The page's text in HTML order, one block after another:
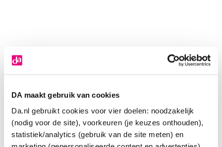
DA maakt gebruik van cookies
Da.nl gebruikt cookies voor vier doelen: noodzakelijk
(nodig voor de site), voorkeuren (je keuzes onthouden),
statistiek/analytics (gebruik van de site meten) en